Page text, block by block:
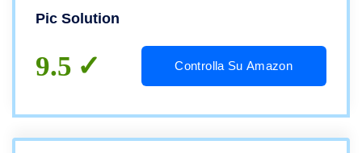
Pic Solution
9.5 Controlla Su Amazon